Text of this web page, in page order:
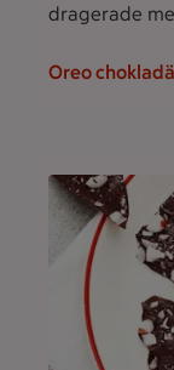
dragerade
Oreo